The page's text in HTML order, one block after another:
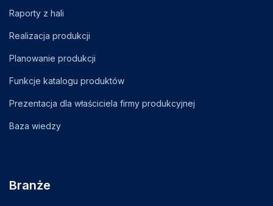
Raporty z hali
Realizacja produkcji
Planowanie produkcji
Funkcje katalogu produktów
Prezentacja dla właściciela firmy produkcyjnej
Baza wiedzy
Branże